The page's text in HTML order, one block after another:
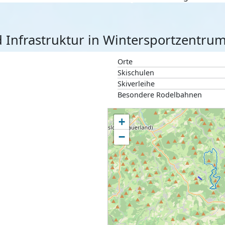
Infrastruktur in
Orte
Skischulen
Skiverleihe
Besondere Rodelbahnen
+
−